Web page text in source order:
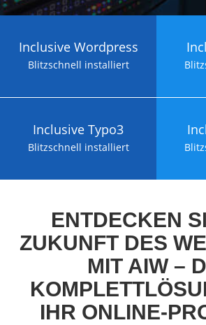
Inclusive Wordpress
Blitzschnell installiert
Inclusive Typo3
Blitzschnell installiert
ENTDECKEN
ZUKUNFT DES
MIT AIW –
IHR ONLINE-